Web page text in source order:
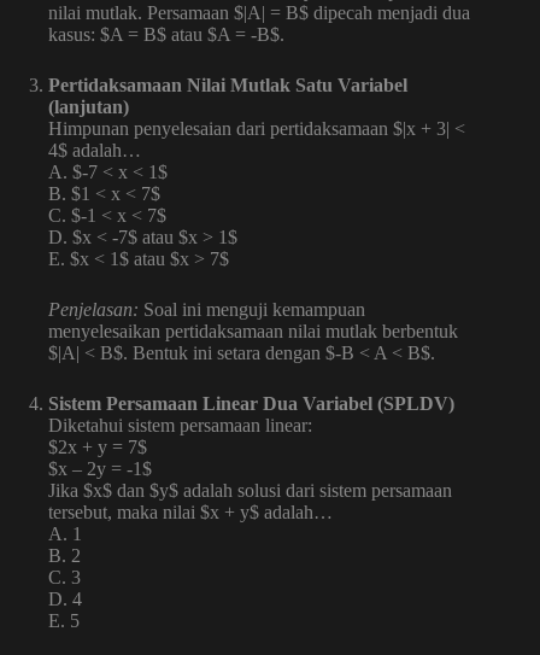
nilai mutlak. Persamaan $|A| = B$ dipecah menjadi dua
kasus: $A = B$ atau $A = -B$.
Pertidaksamaan Nilai Mutlak Satu Variabel
(lanjutan)
Himpunan penyelesaian dari pertidaksamaan $|x + 3| <
4$ adalah…
A. $-7 < x < 1$
B. $1 < x < 7$
C. $-1 < x < 7$
D. $x < -7$ atau $x > 1$
E. $x < 1$ atau $x > 7$
Penjelasan: Soal ini menguji kemampuan
menyelesaikan pertidaksamaan nilai mutlak berbentuk
$|A| < B$. Bentuk ini setara dengan $-B < A < B$.
Sistem Persamaan Linear Dua Variabel (SPLDV)
Diketahui sistem persamaan linear:
$2x + y = 7$
$x – 2y = -1$
Jika $x$ dan $y$ adalah solusi dari sistem persamaan
tersebut, maka nilai $x + y$ adalah…
A. 1
B. 2
C. 3
D. 4
E. 5